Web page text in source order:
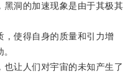
洞的加速现象是由于其极其
使得自身的质量和引力增
让人们对宇宙的未知产生了